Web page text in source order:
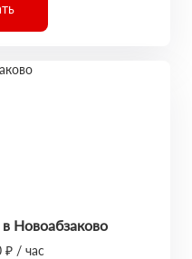
Новоабзаково
₽ / час